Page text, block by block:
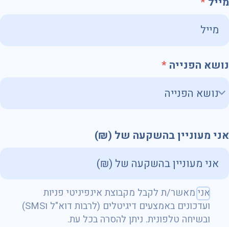
נושא הפנייה
אני מעוניין בהשקעה של (₪)
שם מלא
אני מאשר/ת לקבל מקבוצת אינפיניטי פניות
ועדכונים באמצעים דיגיטלים (לרבות דוא"ל וSMS)
ובשיחה טלפונית. ניתן להסרה בכל עת.